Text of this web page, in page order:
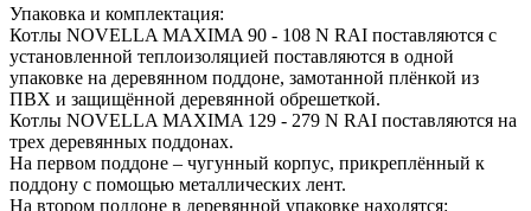
Упаковка и комплектация:
Котлы NOVELLA MAXIMA 90 - 108 N RAI поставляются с
установленной теплоизоляцией поставляются в одной
упаковке на деревянном поддоне, замотанной плёнкой из
ПВХ и защищённой деревянной обрешеткой.
Котлы NOVELLA MAXIMA 129 - 279 N RAI поставляются на
трех деревянных поддонах.
На первом поддоне – чугунный корпус, прикреплённый к
поддону с помощью металлических лент.
На втором поддоне в деревянной упаковке находятся: